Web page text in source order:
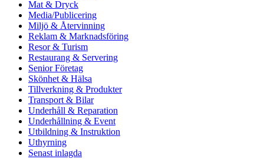
Mat & Dryck
Media/Publicering
Miljö & Återvinning
Reklam & Marknadsföring
Resor & Turism
Restaurang & Servering
Senior Företag
Skönhet & Hälsa
Tillverkning & Produkter
Transport & Bilar
Underhåll & Reparation
Underhållning & Event
Utbildning & Instruktion
Uthyrning
Senast inlagda